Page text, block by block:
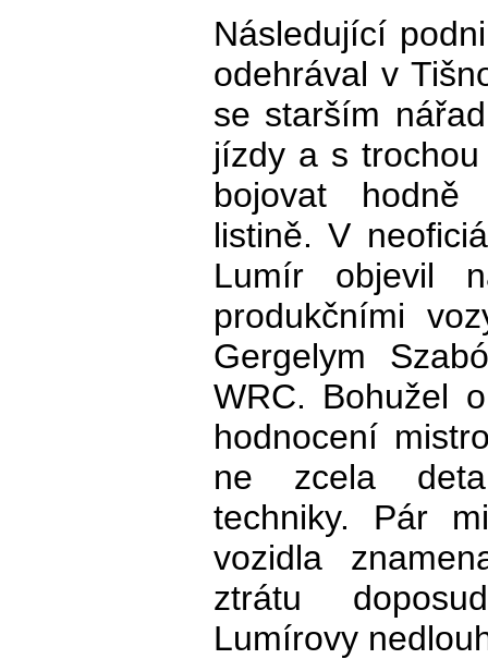
Následující
odehrával v
se starším
jízdy a s
bojovat
listině. V
Lumír objevil
produkčními
Gergelym
WRC. Bohužel
hodnocení
ne zcela
techniky. Pár
vozidla
ztrátu
Lumírovy